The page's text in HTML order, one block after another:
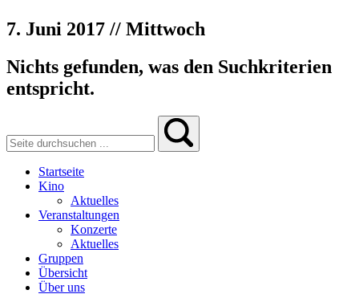
7. Juni 2017 // Mittwoch
Nichts gefunden, was den Suchkriterien
entspricht.
Startseite
Kino
Aktuelles
Veranstaltungen
Konzerte
Aktuelles
Gruppen
Übersicht
Über uns